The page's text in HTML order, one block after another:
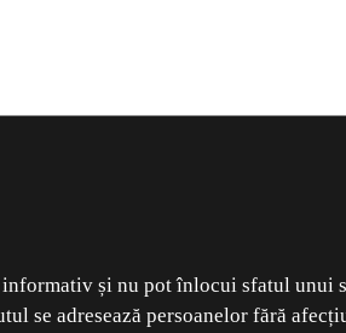
și nu pot înlocui sfatul unui
se adresează persoanelor fără